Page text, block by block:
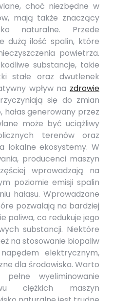
choć niezbędne w
mają także znaczący
naturalne. Przede
dużą ilość spalin, które
powietrza.
substancje, takie
stałe oraz dwutlenek
wpływ na zdrowie
się do zmian
generowany przez
może być uciążliwy
terenów oraz
lokalne ekosystemy. W
producenci maszyn
wprowadzają na
poziomie emisji spalin
hałasu. Wprowadzane
pozwalają na bardziej
paliwa, co redukuje jego
substancji. Niektóre
na stosowanie biopaliw
elektrycznym,
dla środowiska. Warto
wyeliminowanie
ciężkich maszyn